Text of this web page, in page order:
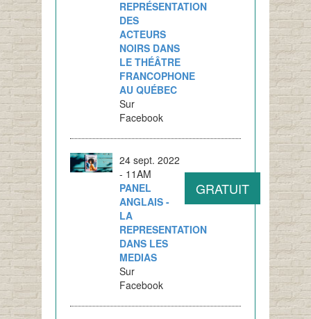
REPRÉSENTATION
DES
ACTEURS
NOIRS DANS
LE THÉÂTRE
FRANCOPHONE
AU QUÉBEC
Sur
Facebook
24 sept. 2022
- 11AM
PANEL
ANGLAIS -
LA
REPRESENTATION
DANS LES
MEDIAS
Sur
Facebook
GRATUIT